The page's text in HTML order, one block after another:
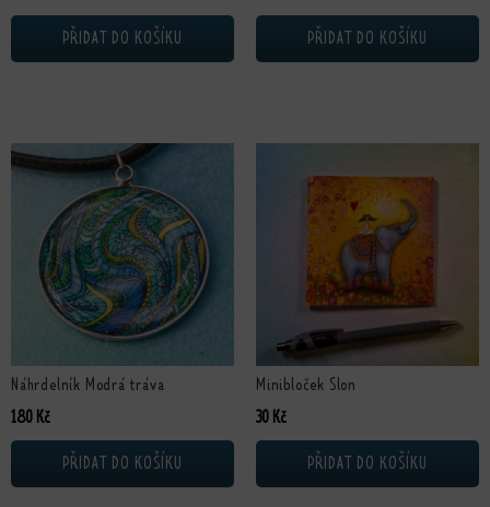
PŘIDAT DO KOŠÍKU PŘIDAT DO KOŠÍKU
Náhrdelník Modrá tráva
180 Kč
PŘIDAT DO KOŠÍKU
Minibloček Slon
30 Kč
PŘIDAT DO KOŠÍKU